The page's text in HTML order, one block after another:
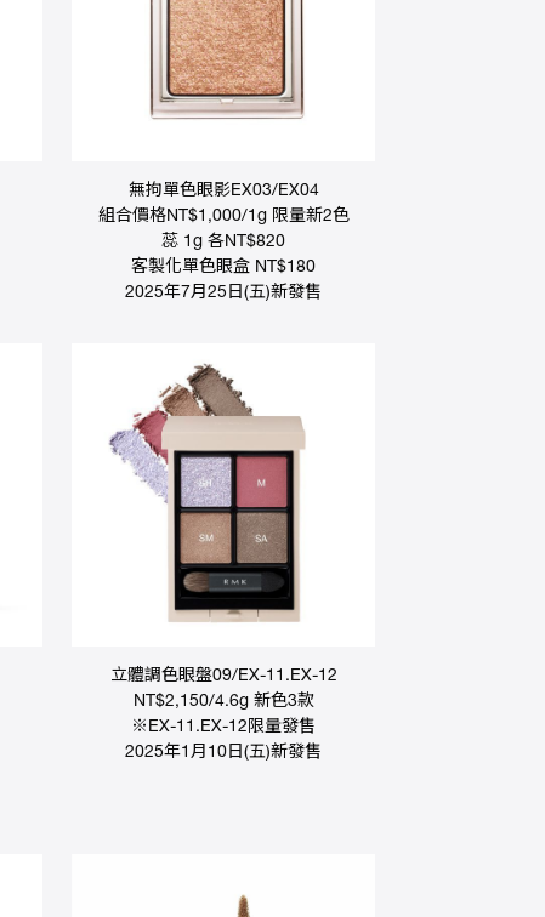
無拘單色眼影EX03/EX04
組合價格NT$1,000/1g 限量新2色
蕊 1g 各NT$820
客製化單色眼盒 NT$180
2025年7月25日(五)新發售
立體調色眼盤09/EX-11.EX-12
NT$2,150/4.6g 新色3款
※EX-11.EX-12限量發售
2025年1月10日(五)新發售